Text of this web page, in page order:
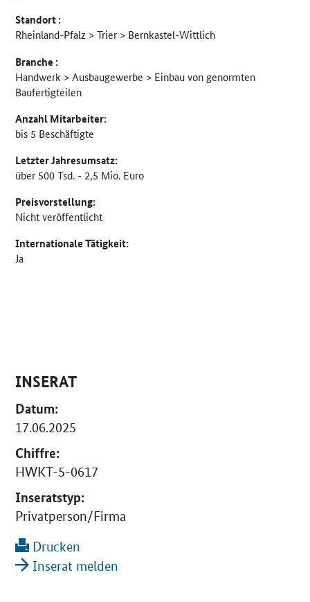
Standort :
Rheinland-Pfalz > Trier > Bernkastel-Wittlich
Branche :
Handwerk > Ausbaugewerbe > Einbau von genormten
Baufertigteilen
Anzahl Mitarbeiter:
bis 5 Beschäftigte
Letzter Jahresumsatz:
über 500 Tsd. - 2,5 Mio. Euro
Preisvorstellung:
Nicht veröffentlicht
Internationale Tätigkeit:
Ja
INSERAT
Datum:
17.06.2025
Chiffre:
HWKT-5-0617
Inseratstyp:
Privatperson/Firma
Drucken
Inserat melden